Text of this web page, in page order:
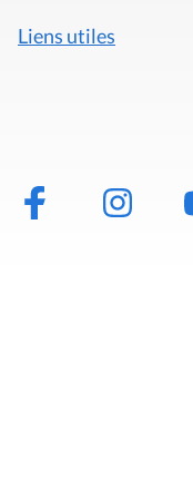
Liens utiles